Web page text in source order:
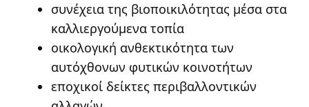
συνέχεια της βιοποικιλότητας μέσα στα
καλλιεργούμενα τοπία
οικολογική ανθεκτικότητα των
αυτόχθονων φυτικών κοινοτήτων
εποχικοί δείκτες περιβαλλοντικών